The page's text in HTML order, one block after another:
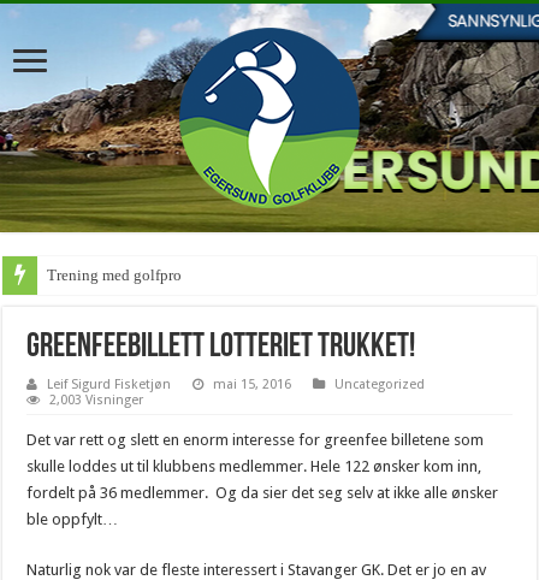
Trening med golfpro
Greenfeebillett lotteriet trukket!
Leif Sigurd Fisketjøn mai 15, 2016
Uncategorized
2,003 Visninger
Det var rett og slett en enorm interesse for greenfee billetene som
skulle loddes ut til klubbens medlemmer. Hele 122 ønsker kom inn,
fordelt på 36 medlemmer. Og da sier det seg selv at ikke alle ønsker
ble oppfylt…
Naturlig nok var de fleste interessert i Stavanger GK. Det er jo en av